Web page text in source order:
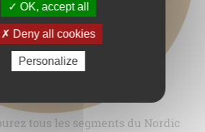
tous les segments du Nordic
OK, accept all
Deny all cookies
Personalize